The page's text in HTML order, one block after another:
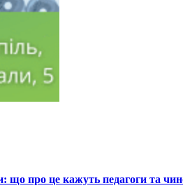
що про це кажуть педагоги та